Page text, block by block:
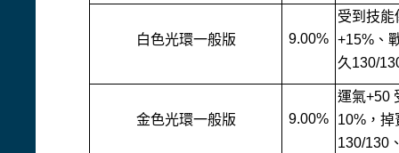
白色光環一般版 9.00%
受到技能
+15%、
久130/
金色光環一般版 9.00%
運氣+50
10%，掉
130/130